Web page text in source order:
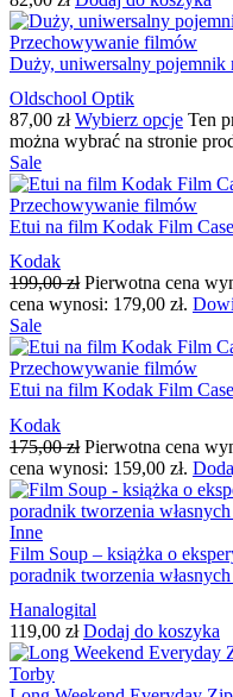
Przechowywanie filmów
Duży, uniwersalny
Oldschool Optik
87,00 zł Wybierz opcje Ten
można wybrać na stronie
Sale
Przechowywanie filmów
Etui na film Kodak Film
Kodak
199,00zł Pierwotna cena
cena wynosi: 179,00 zł.
Sale
Przechowywanie filmów
Etui na film Kodak Film
Kodak
175,00zł Pierwotna cena
cena wynosi: 159,00 zł.
Inne
Film Soup – książka o
poradnik tworzenia
Hanalogital
119,00 zł Dodaj do koszyka
Torby